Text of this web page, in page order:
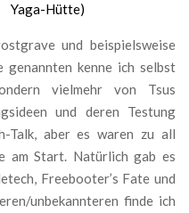
und beispielsweise
genannten kenne ich selbst
vielmehr von Tsus
und deren Testung
Talk, aber es waren zu all
am Start. Natürlich gab es
Freebooter’s Fate und
unbekannteren finde ich